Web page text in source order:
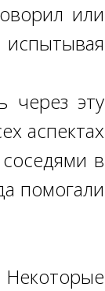
или
через эту
аспектах
в
помогали